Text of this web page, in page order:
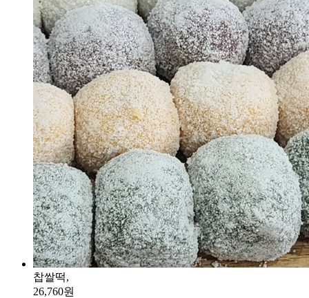
찹쌀떡,
26,760원